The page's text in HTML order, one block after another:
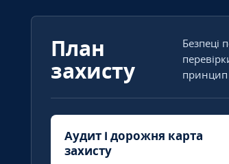
План
захисту
Безпеці
принцип
Аудит і дорожня карта
захисту